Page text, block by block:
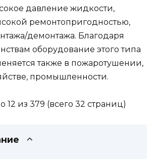
давление жидкости,
ремонтопригодностью,
демонтажа. Благодаря
оборудование этого типа
также в пожаротушении,
промышленности.
12 из 379 (всего 32 страниц)